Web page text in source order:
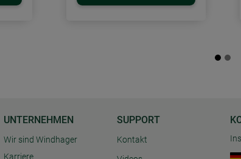
UNTERNEHMEN
Wir sind Windhager
SUPPORT
Kontakt